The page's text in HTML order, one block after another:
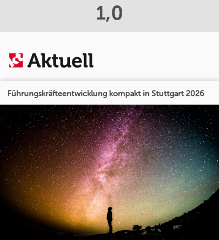
1,0
Führungskräfteentwicklung kompakt in Stuttgart 2026